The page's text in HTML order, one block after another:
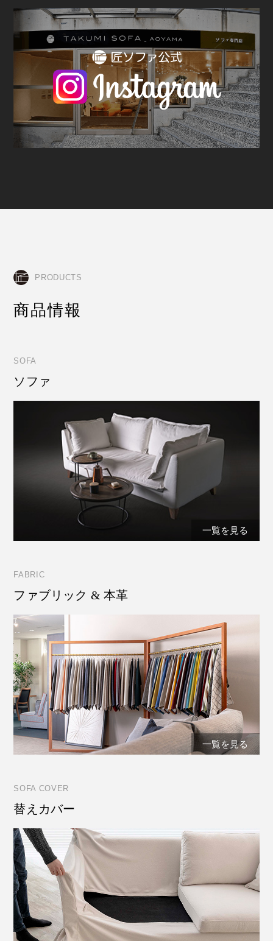
PRODUCTS
商品情報
SOFA
ソファ
一覧を見る
FABRIC
ファブリック & 本革
一覧を見る
SOFA COVER
替えカバー